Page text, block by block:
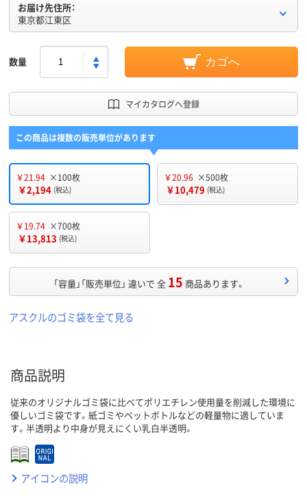
お届け先住所：
東京都江東区
数量 カゴへ
マイカタログへ登録
この商品は複数の販売単位があります
￥21.94 ×100枚
￥2,194 (税込)
￥20.96 ×500枚
￥10,479 (税込)
￥19.74 ×700枚
￥13,813 (税込)
「容量」「販売単位」 違いで 全 15 商品あります。
アスクルのゴミ袋を全て見る
商品説明
従来のオリジナルゴミ袋に比べてポリエチレン使用量を削減した環境に
優しいゴミ袋です。紙ゴミやペットボトルなどの軽量物に適していま
す。半透明より中身が見えにくい乳白半透明。
アイコンの説明